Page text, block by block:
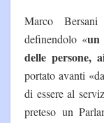
Marco
definendolo «un
delle persone,
portato avanti
di essere al
preteso un